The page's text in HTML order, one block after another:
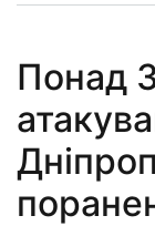
Понад